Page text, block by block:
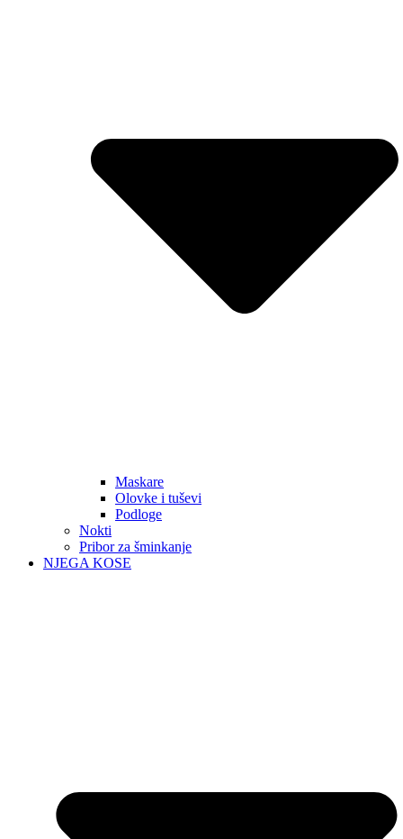
Maskare
Olovke i tuševi
Podloge
Nokti
Pribor za šminkanje
NJEGA KOSE